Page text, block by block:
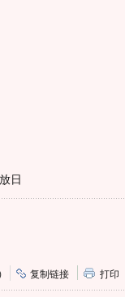
日
复制链接 打印